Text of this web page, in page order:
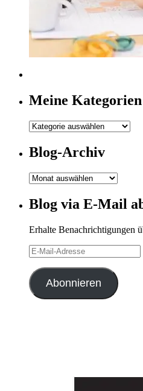
Meine Kategorien
Meine
Blog-Archiv
Blog-
Blog via E-Mail
Erhalte Benachrichtigungen
E-
Mail-
Adresse
Abonnieren